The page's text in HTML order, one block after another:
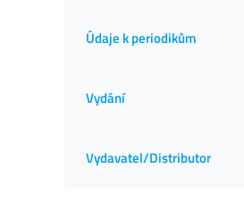
Údaje k periodikům
Vydání
Vydavatel/Distributor